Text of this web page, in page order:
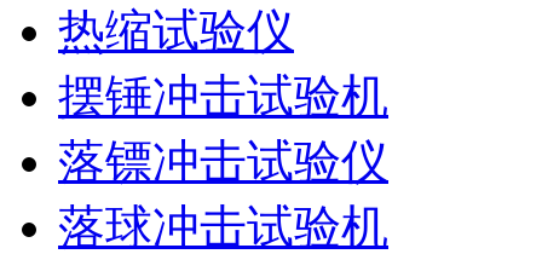
热缩试验仪
摆锤冲击试验机
落镖冲击试验仪
落球冲击试验机